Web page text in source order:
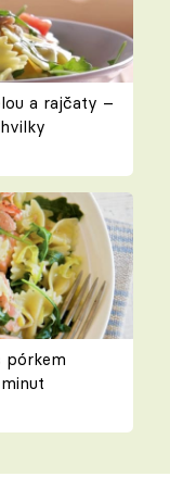
a rajčaty –
pórkem